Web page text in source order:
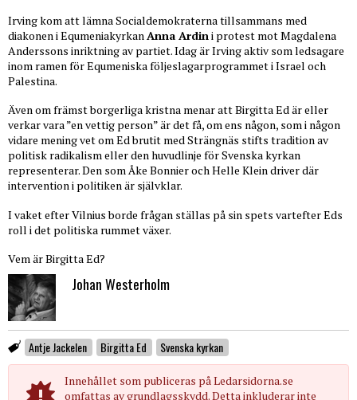
Irving kom att lämna Socialdemokraterna tillsammans med
diakonen i Equmeniakyrkan Anna Ardin i protest mot Magdalena
Anderssons inriktning av partiet. Idag är Irving aktiv som ledsagare
inom ramen för Equmeniska följeslagarprogrammet i Israel och
Palestina.
Även om främst borgerliga kristna menar att Birgitta Ed är eller
verkar vara ”en vettig person” är det få, om ens någon, som i någon
vidare mening vet om Ed brutit med Strängnäs stifts tradition av
politisk radikalism eller den huvudlinje för Svenska kyrkan
representerar. Den som Åke Bonnier och Helle Klein driver där
intervention i politiken är självklar.
I vaket efter Vilnius borde frågan ställas på sin spets vartefter Eds
roll i det politiska rummet växer.
Vem är Birgitta Ed?
Johan Westerholm
Antje Jackelen Birgitta Ed Svenska kyrkan
Innehållet som publiceras på Ledarsidorna.se
omfattas av grundlagsskydd. Detta inkluderar inte